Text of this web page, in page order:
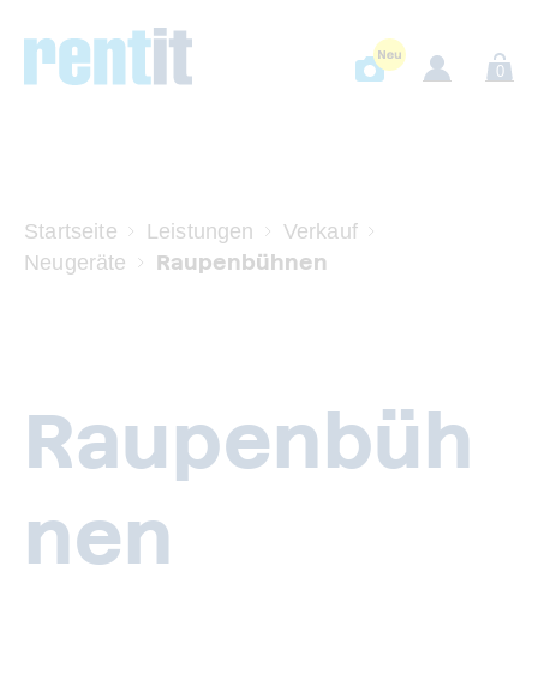
0
Startseite Leistungen
Verkauf
Neugeräte
Raupenbühnen
Raupenbüh
nen